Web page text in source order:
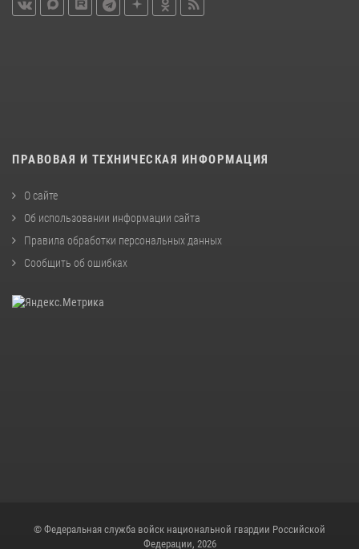
ПРАВОВАЯ И ТЕХНИЧЕСКАЯ ИНФОРМАЦИЯ
О сайте
Об использовании информации сайта
Правила обработки персональных данных
Сообщить об ошибках
© Федеральная служба войск национальной гвардии Российской
Федерации, 2026